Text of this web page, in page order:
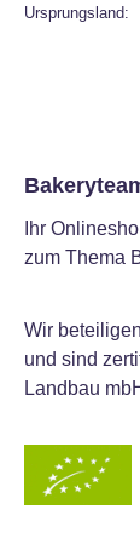
Ursprungsland:
Ihr
zum Thema
Wir
und sind
Landbau